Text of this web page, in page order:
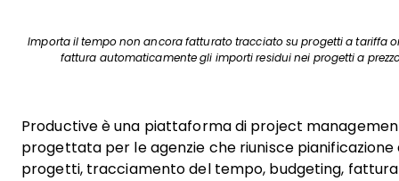
Importa il tempo non ancora fatturato tracciato su progetti a tariffa
fattura automaticamente gli importi residui nei progetti a
Productive è una piattaforma di project
progettata per le agenzie che riunisce pianificazione
progetti, tracciamento del tempo, budgeting,